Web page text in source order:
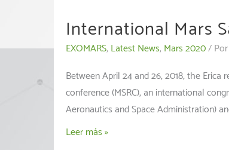
International Mars
EXOMARS, Latest News, Mars 2020/ Por
Between April 24 and 26, 2018, the
conference (MSRC), an international
Aeronautics and Space Administration)
International
Leer más »